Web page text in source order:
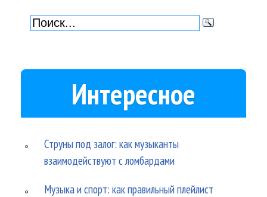
Интересное
Струны под залог: как музыканты
взаимодействуют с ломбардами
Музыка и спорт: как правильный плейлист